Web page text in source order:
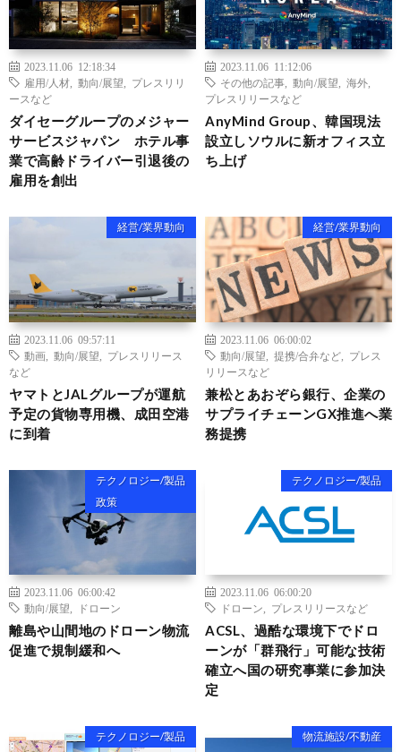
2023.11.06 12:18:34
雇用/人材
動向/展望
プレスリリ
ースなど
ダイセーグループのメジャー
サービスジャパン ホテル事
業で高齢ドライバー引退後の
雇用を創出
2023.11.06 11:12:06
その他の記事
動向/展望 海外
プレスリリースなど
AnyMind Group、韓国現法
設立しソウルに新オフィス立
ち上げ
経営/業界動向
2023.11.06 09:57:11
動画
動向/展望
プレスリリース
など
ヤマトとJALグループが運航
予定の貨物専用機、成田空港
に到着
経営/業界動向
2023.11.06 06:00:02
動向/展望
提携/合弁など
プレス
リリースなど
兼松とあおぞら銀行、企業の
サプライチェーンGX推進へ業
務提携
テクノロジー/製品
政策
2023.11.06 06:00:42
動向/展望
ドローン
離島や山間地のドローン物流
促進で規制緩和へ
テクノロジー/製品
2023.11.06 06:00:20
ドローン
プレスリリースなど
ACSL、過酷な環境下でドロ
ーンが「群飛行」可能な技術
確立へ国の研究事業に参加決
定
テクノロジー/製品 物流施設/不動産